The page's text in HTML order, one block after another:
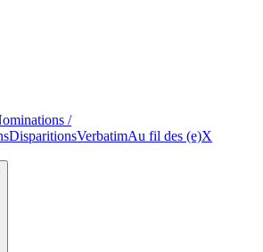
/
DisparitionsVerbatimAu fil des (e)X